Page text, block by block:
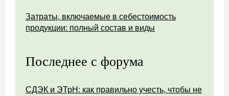
Затраты, включаемые в себестоимость
продукции: полный состав и виды
Последнее с форума
СДЭК и ЭТрН: как правильно учесть, чтобы не